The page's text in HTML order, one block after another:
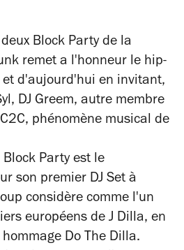
Block Party de la
remet a l'honneur le hip-
d'aujourd'hui en invitant,
DJ Greem, autre membre
phénomène musical de
Party est le
son premier DJ Set à
considère comme l'un
européens de J Dilla, en
Do The Dilla.